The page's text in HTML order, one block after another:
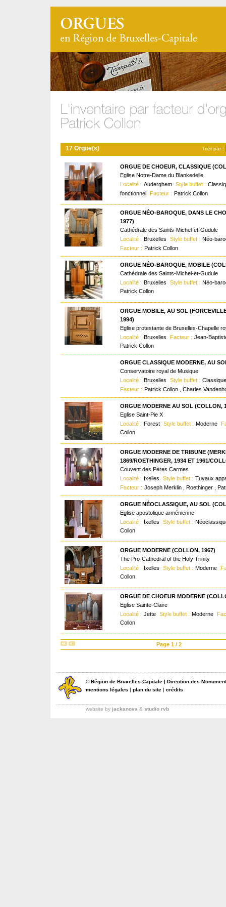
Trier par :
17 Orgue(s)
ORGUE DE CHOEUR, CLASSIQUE
Eglise Notre-Dame du Blankedelle
Localité : Auderghem Style buffet :
fonctionnel
Facteur : Patrick Collon
ORGUE NÉO-BAROQUE, DANS LE
1977)
Cathédrale des Saints-Michel-et-Gudule
Localité : Bruxelles Style buffet : Néo-
Facteur : Patrick Collon
ORGUE NÉO-BAROQUE, MOBILE
Cathédrale des Saints-Michel-et-Gudule
Localité : Bruxelles Style buffet : Néo-
Patrick Collon
ORGUE MOBILE, AU SOL
1994)
Eglise protestante de Bruxelles-Chapelle
Localité : Bruxelles Facteur : Jean-
Patrick Collon
ORGUE CLASSIQUE MODERNE, AU
Conservatoire royal de Musique
Localité : Bruxelles Style buffet :
Facteur : Patrick Collon , Charles
ORGUE MODERNE AU SOL (COLLON,
Eglise Saint-Pie X
Localité : Forest Style buffet : Moderne
Collon
ORGUE MODERNE DE TRIBUNE
1869/ROETHINGER, 1934 ET 1961/
Couvent des Pères Carmes
Localité : Ixelles Style buffet : Tuyaux
Facteur : Joseph Merklin , Roethinger ,
ORGUE NÉOCLASSIQUE, AU SOL
Eglise apostolique arménienne
Localité : Ixelles Style buffet :
Collon
ORGUE MODERNE (COLLON, 1967)
The Pro-Cathedral of the Holy Trinity
Localité : Ixelles Style buffet : Moderne
Collon
ORGUE DE CHOEUR MODERNE
Eglise Sainte-Claire
Localité : Jette Style buffet : Moderne
Collon
Page 1 / 2
©Région de Bruxelles-Capitale | Direction des
mentions légales | plan du site | crédits
website by jackanova & studio rvb